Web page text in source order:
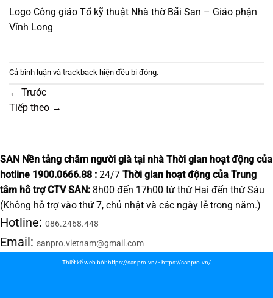
Logo Công giáo Tổ kỹ thuật Nhà thờ Bãi San – Giáo phận
Vĩnh Long
Cả bình luận và trackback hiện đều bị đóng.
← Trước
Tiếp theo →
SAN Nền tảng chăm người già tại nhà Thời gian hoạt động của
hotline 1900.0666.88 : 24/7 Thời gian hoạt động của Trung
tâm hỗ trợ CTV SAN: 8h00 đến 17h00 từ thứ Hai đến thứ Sáu
(Không hỗ trợ vào thứ 7, chủ nhật và các ngày lễ trong năm.)
Hotline: 086.2468.448
Email: sanpro.vietnam@gmail.com
Thiết kế web bởi: https://sanpro.vn/- https://sanpro.vn/